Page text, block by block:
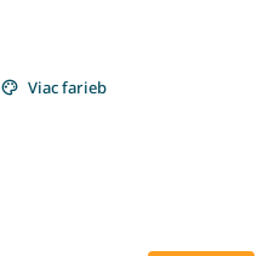
Viac farieb